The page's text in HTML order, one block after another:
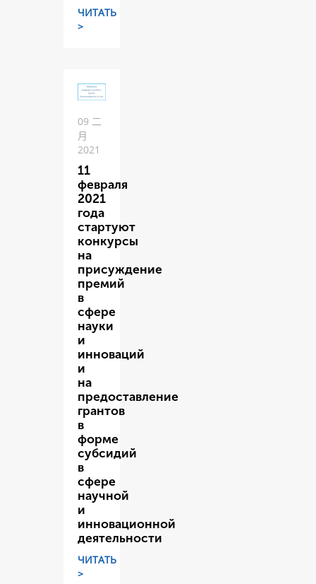
ЧИТАТЬ
>
09 二
月
2021
11
февраля
2021
года
стартуют
конкурсы
на
присуждение
премий
в
сфере
науки
и
инноваций
и
на
предоставление
грантов
в
форме
субсидий
в
сфере
научной
и
инновационной
деятельности
ЧИТАТЬ
>